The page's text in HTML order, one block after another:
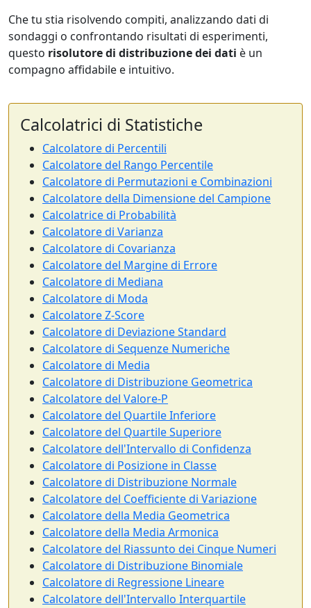
Che tu stia risolvendo compiti, analizzando dati di
sondaggi o confrontando risultati di esperimenti,
questo risolutore di distribuzione dei dati è un
compagno affidabile e intuitivo.
Calcolatrici di Statistiche
Calcolatore di Percentili
Calcolatore del Rango Percentile
Calcolatore di Permutazioni e Combinazioni
Calcolatore della Dimensione del Campione
Calcolatrice di Probabilità
Calcolatore di Varianza
Calcolatore di Covarianza
Calcolatore del Margine di Errore
Calcolatore di Mediana
Calcolatore di Moda
Calcolatore Z-Score
Calcolatore di Deviazione Standard
Calcolatore di Sequenze Numeriche
Calcolatore di Media
Calcolatore di Distribuzione Geometrica
Calcolatore del Valore-P
Calcolatore del Quartile Inferiore
Calcolatore del Quartile Superiore
Calcolatore dell'Intervallo di Confidenza
Calcolatore di Posizione in Classe
Calcolatore di Distribuzione Normale
Calcolatore del Coefficiente di Variazione
Calcolatore della Media Geometrica
Calcolatore della Media Armonica
Calcolatore del Riassunto dei Cinque Numeri
Calcolatore di Distribuzione Binomiale
Calcolatore di Regressione Lineare
Calcolatore dell'Intervallo Interquartile